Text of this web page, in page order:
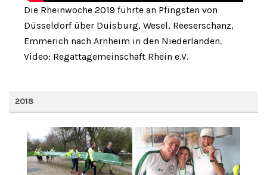
Die Rheinwoche 2019 führte an Pfingsten von
Düsseldorf über Duisburg, Wesel, Reeserschanz,
Emmerich nach Arnheim in den Niederlanden.
Video: Regattagemeinschaft Rhein e.V.
2018